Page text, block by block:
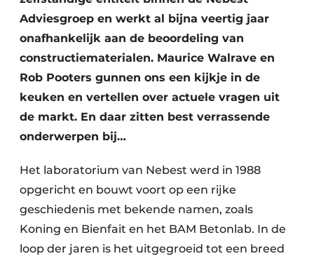
Adviesgroep en werkt al bijna veertig jaar
onafhankelijk aan de beoordeling van
constructiematerialen. Maurice Walrave en
Rob Pooters gunnen ons een kijkje in de
keuken en vertellen over actuele vragen uit
de markt. En daar zitten best verrassende
onderwerpen bij…
Het laboratorium van Nebest werd in 1988
opgericht en bouwt voort op een rijke
geschiedenis met bekende namen, zoals
Koning en Bienfait en het BAM Betonlab. In de
loop der jaren is het uitgegroeid tot een breed